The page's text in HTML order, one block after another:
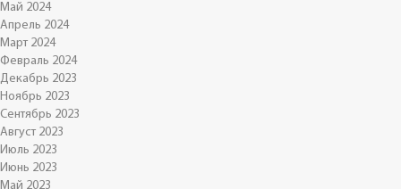
Май 2024
Апрель 2024
Март 2024
Февраль 2024
Декабрь 2023
Ноябрь 2023
Сентябрь 2023
Август 2023
Июль 2023
Июнь 2023
Май 2023